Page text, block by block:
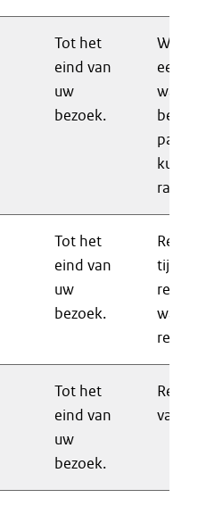
Tot het
eind van
uw
bezoek.
een
Tot het
eind van
uw
bezoek.
reset
Tot het
eind van
uw
bezoek.
van